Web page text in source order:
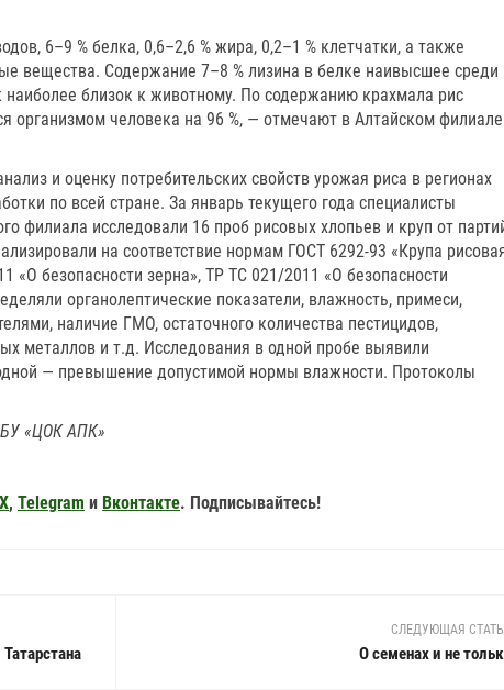
6–9 % белка, 0,6–2,6 % жира, 0,2–1 % клетчатки, а также
вещества. Содержание 7–8 % лизина в белке наивысшее среди
наиболее близок к животному. По содержанию крахмала рис
организмом человека на 96 %, — отмечают в Алтайском филиале
и оценку потребительских свойств урожая риса в регионах
по всей стране. За январь текущего года специалисты
филиала исследовали 16 проб рисовых хлопьев и круп от
на соответствие нормам ГОСТ 6292-93 «Крупа
«О безопасности зерна», ТР ТС 021/2011 «О безопасности
органолептические показатели, влажность, примеси,
наличие ГМО, остаточного количества пестицидов,
металлов и т.д. Исследования в одной пробе выявили
— превышение допустимой нормы влажности. Протоколы
«ЦОК АПК»
, Telegram и Вконтакте. Подписывайтесь!
СЛЕДУЮЩАЯ
О семенах и не